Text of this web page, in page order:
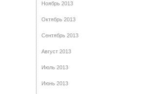
Ноябрь 2013
Октябрь 2013
Сентябрь 2013
Август 2013
Июль 2013
Июнь 2013